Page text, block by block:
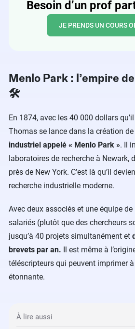
Besoin d’un prof
JE PRENDS UN COURS
Menlo Park : l’empire
🛠️
En 1874, avec les 40 000 dollars
Thomas se lance dans la création
industriel appelé « Menlo Park ». Il
laboratoires de recherche à Newark,
près de New York. C’est là qu’il
recherche industrielle moderne.
Avec deux associés et une équipe
salariés (plutôt que des chercheurs
jusqu’à 40 projets simultanément et
brevets par an. Il est même à
téléscripteurs qui peuvent imprimer
étonnante.
À lire aussi